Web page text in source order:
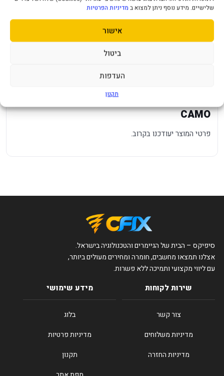
שלישיים. מידע נוסף ניתן למצוא ב מדיניות הפרטיות
אישור
ביטול
העדפות
תקנון
מענה מהיר ומקצועי תקן SSL מאובטח
תיאור מוצר מפרט טכני שאלות נפוצות
XBOX SERIES CONTROLLER ARCTIC
CAMO
פרטי המוצר יעודכנו בקרוב.
סיפיקס – הבית של הגיימרים והטכנולוגיה בישראל.
אצלנו תמצאו מחשבים, חומרה ומחירים מעולים ביותר,
עם ליווי מקצועי ותמיכה ללא פשרות.
שירות לקוחות
צור קשר
מדיניות משלוחים
מדיניות החזרה
מידע שימושי
בלוג
מדיניות פרטיות
תקנון